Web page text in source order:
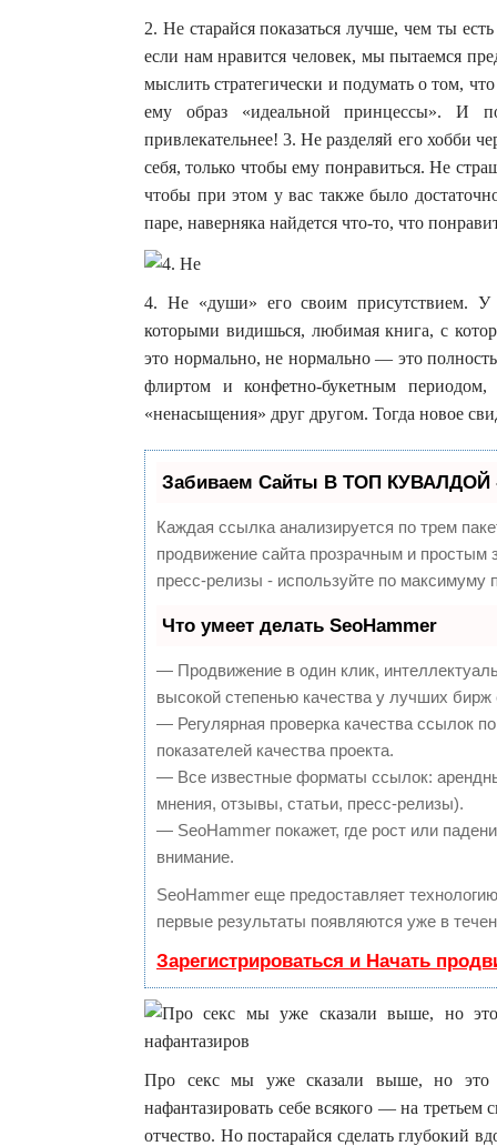
2. Не старайся показаться лучше, чем ты
если нам нравится человек, мы пытаемся
мыслить стратегически и подумать о том,
ему образ «идеальной принцессы». И
привлекательнее! 3. Не разделяй его хобби
себя, только чтобы ему понравиться. Не
чтобы при этом у вас также было
паре, наверняка найдется что-то, что
4. Не «души» его своим присутствием. У
которыми видишься, любимая книга, с
это нормально, не нормально — это
флиртом и конфетно-букетным периодом,
«ненасыщения» друг другом. Тогда новое
Забиваем Сайты В ТОП КУВАЛДОЙ -
Каждая ссылка анализируется по трем
продвижение сайта прозрачным и
пресс-релизы - используйте по
Что умеет делать SeoHammer
— Продвижение в один клик,
высокой степенью качества у лучших бирж
— Регулярная проверка качества ссылок
показателей качества проекта.
— Все известные форматы ссылок:
мнения, отзывы, статьи, пресс-релизы).
— SeoHammer покажет, где рост или
внимание.
SeoHammer еще предоставляет
первые результаты появляются уже в
Зарегистрироваться и Начать
Про секс мы уже сказали выше, но это
нафантазировать себе всякого — на
отчество. Но постарайся сделать глубокий